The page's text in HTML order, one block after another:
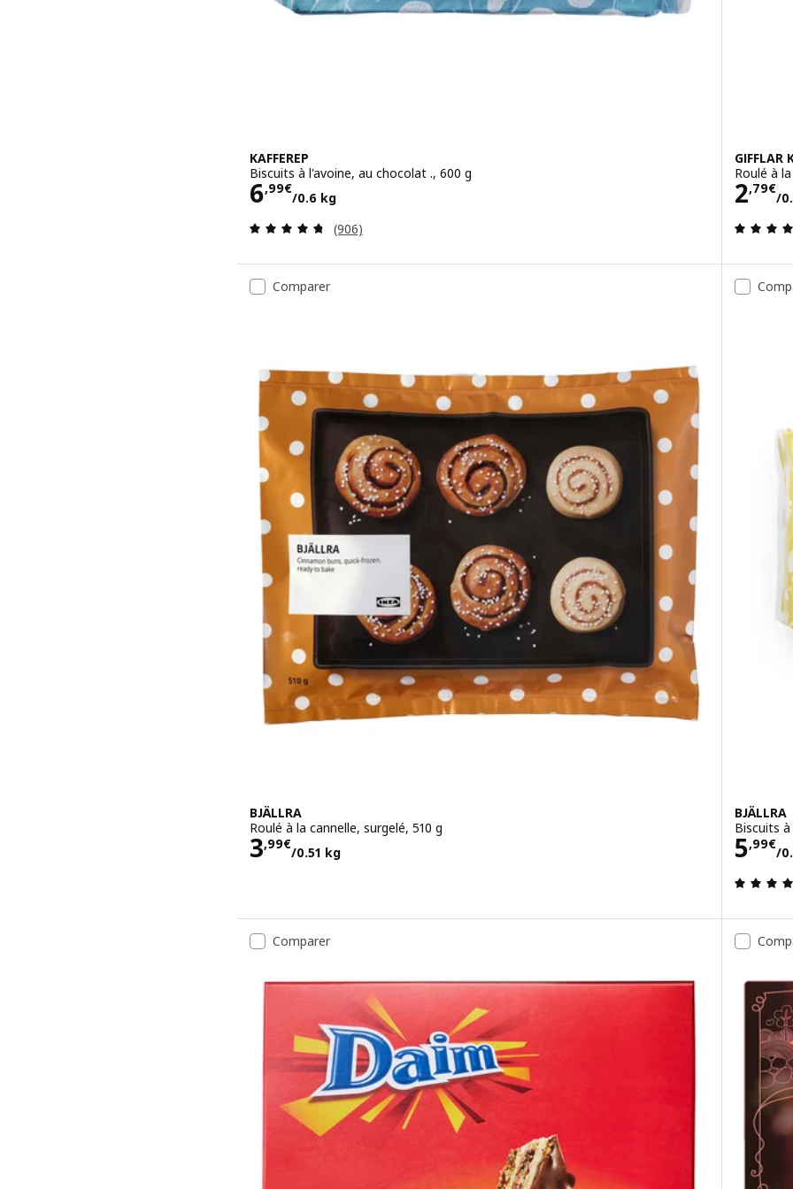
KAFFEREP
Biscuits à l'avoine, au chocolat ., 600 g
6,99€
/0.6 kg
Prix 6,99€/0.6 kg
Révision: 4.7 hors de 5 étoiles. Nombre total de commentaires:
(906)
GIFFLAR
Roulé à
2,79€
/
Prix
Comparer
BJÄLLRA
Roulé à la cannelle, surgelé, 510 g
3,99€
/0.51 kg
Prix 3,99€/0.51 kg
BJÄLLRA
Biscuits
5,99€
/
Prix
Comparer